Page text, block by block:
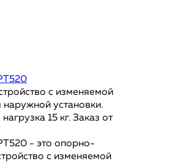
с изменяемой
наружной установки.
15 кг. Заказ от
- это опорно-
с изменяемой